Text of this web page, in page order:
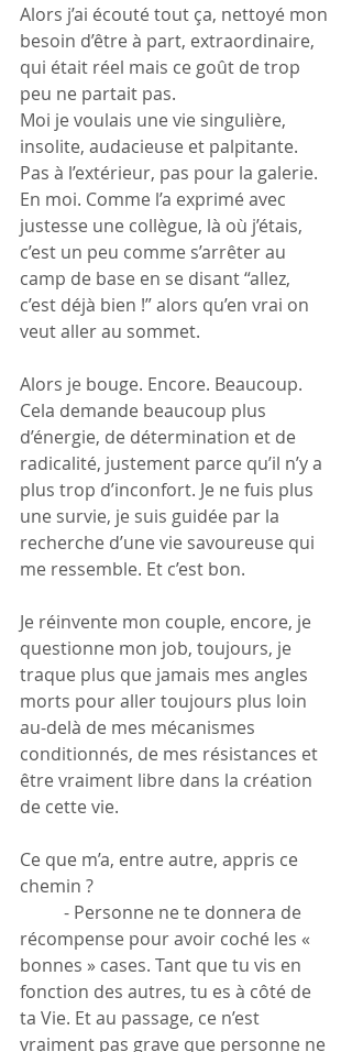
Alors j’ai écouté tout ça, nettoyé mon
besoin d’être à part, extraordinaire,
qui était réel mais ce goût de trop
peu ne partait pas.
Moi je voulais une vie singulière,
insolite, audacieuse et palpitante.
Pas à l’extérieur, pas pour la galerie.
En moi. Comme l’a exprimé avec
justesse une collègue, là où j’étais,
c’est un peu comme s’arrêter au
camp de base en se disant “allez,
c’est déjà bien !” alors qu’en vrai on
veut aller au sommet.
Alors je bouge. Encore. Beaucoup.
Cela demande beaucoup plus
d’énergie, de détermination et de
radicalité, justement parce qu’il n’y a
plus trop d’inconfort. Je ne fuis plus
une survie, je suis guidée par la
recherche d’une vie savoureuse qui
me ressemble. Et c’est bon.
Je réinvente mon couple, encore, je
questionne mon job, toujours, je
traque plus que jamais mes angles
morts pour aller toujours plus loin
au-delà de mes mécanismes
conditionnés, de mes résistances et
être vraiment libre dans la création
de cette vie.
Ce que m’a, entre autre, appris ce
chemin ?
récompense pour avoir coché les «
bonnes » cases. Tant que tu vis en
fonction des autres, tu es à côté de
ta Vie. Et au passage, ce n’est
vraiment pas grave que personne ne